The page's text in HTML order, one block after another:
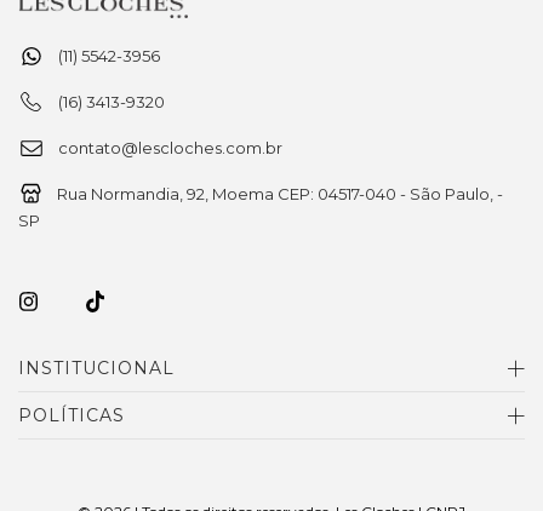
(11) 5542-3956
(16) 3413-9320
contato@lescloches.com.br
Rua Normandia, 92, Moema CEP: 04517-040 - São Paulo, -
SP
INSTITUCIONAL
POLÍTICAS